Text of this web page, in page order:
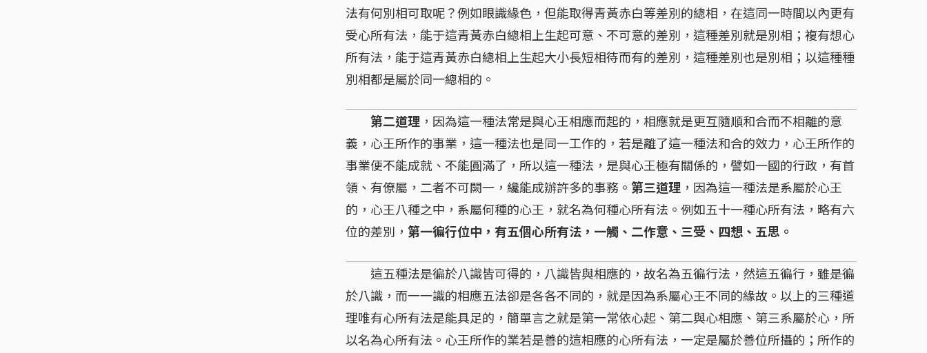
法有何別相可取呢？例如眼識緣色，但能取得青黃赤白等差別的總相，在這同一時間以內更有
受心所有法，能于這青黃赤白總相上生起可意、不可意的差別，這種差別就是別相；複有想心
所有法，能于這青黃赤白總相上生起大小長短相待而有的差別，這種差別也是別相；以這種種
別相都是屬於同一總相的。
第二道理 ，因為這一種法常是與心王相應而起的，相應就是更互隨順和合而不相離的意
義，心王所作的事業，這一種法也是同一工作的，若是離了這一種法和合的效力，心王所作的
事業便不能成就、不能圓滿了，所以這一種法，是與心王極有關係的，譬如一國的行政，有首
領、有僚屬，二者不可闕一，纔能成辦許多的事務。 第三道理 ，因為這一種法是系屬於心王
的，心王八種之中，系屬何種的心王，就名為何種心所有法。例如五十一種心所有法，略有六
位的差別， 第一徧行位中，有五個心所有法，一觸、二作意、三受、四想、五思。
這五種法是徧於八識皆可得的，八識皆與相應的，故名為五徧行法，然這五徧行，雖是徧
於八識，而一一識的相應五法卻是各各不同的，就是因為系屬心王不同的緣故。以上的三種道
理唯有心所有法是能具足的，簡單言之就是第一常依心起、第二與心相應、第三系屬於心，所
以名為心所有法。心王所作的業若是善的這相應的心所有法，一定是屬於善位所攝的；所作的